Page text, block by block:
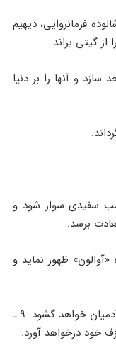
فرمانروایى، دیهیم
گیتى براند.
سازد و آنها را بر دنیا
اسب سفیدى سوار شود و
برسد.
ظهور نماید و
8 ـ اسن ها معتقدند که پیشوایى در آخر الزمان ظهور کرده، دروازه هاى ملکوت آسمان را براى آدمیان خواهد گشود. ۹ ـ
خود درخواهد آورد.